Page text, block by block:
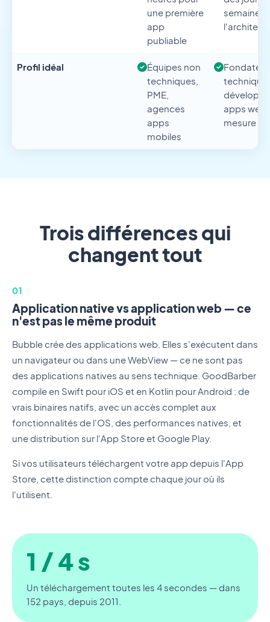
une première
app
publiable
semaines
Profil idéal
Équipes non
techniques,
PME,
agences
apps
mobiles
apps web
mesure
Trois différences qui
changent tout
01
Application native vs application web — ce
n'est pas le même produit
Bubble crée des applications web. Elles s'exécutent dans
un navigateur ou dans une WebView — ce ne sont pas
des applications natives au sens technique. GoodBarber
compile en Swift pour iOS et en Kotlin pour Android : de
vrais binaires natifs, avec un accès complet aux
fonctionnalités de l'OS, des performances natives, et
une distribution sur l'App Store et Google Play.
Si vos utilisateurs téléchargent votre app depuis l'App
Store, cette distinction compte chaque jour où ils
l'utilisent.
1 / 4 s
Un téléchargement toutes les 4 secondes — dans
152 pays, depuis 2011.